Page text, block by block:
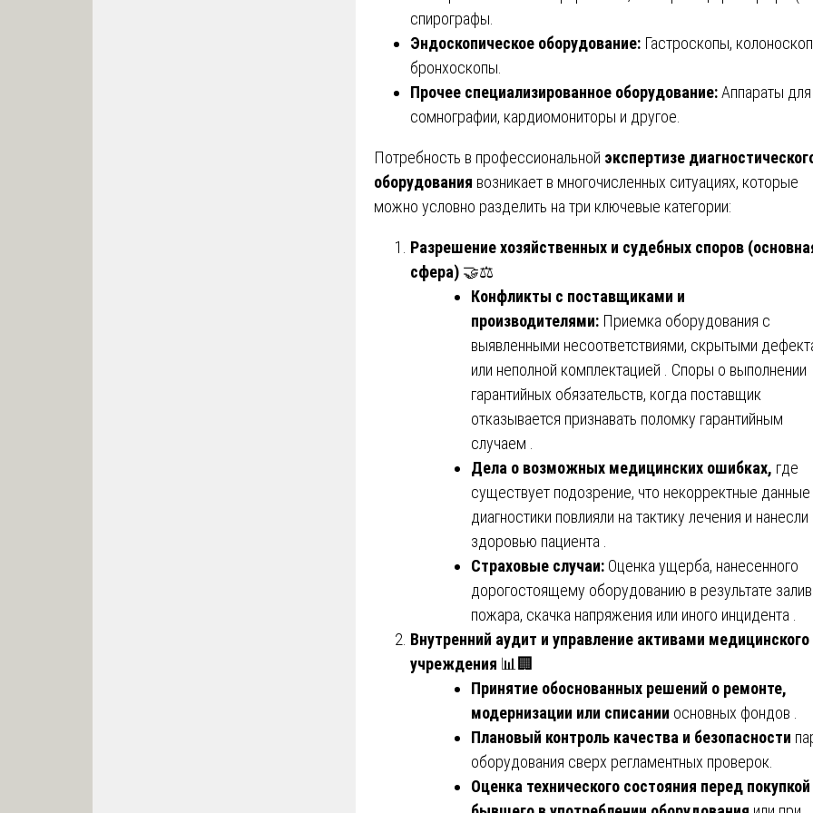
спирографы.
Эндоскопическое оборудование: Гастроскопы,
бронхоскопы.
Прочее специализированное оборудование:Аппараты для
сомнографии, кардиомониторы и другое.
Потребность в профессиональной экспертизе
оборудования возникает в многочисленных ситуациях, которые
можно условно разделить на три ключевые категории:
Разрешение хозяйственных и судебных споров
сфера) 🤝⚖️
Конфликты с поставщиками и
производителями: Приемка оборудования с
выявленными несоответствиями, скрытыми
или неполной комплектацией . Споры о выполнении
гарантийных обязательств, когда поставщик
отказывается признавать поломку гарантийным
случаем .
Дела о возможных медицинских ошибках, где
существует подозрение, что некорректные данные
диагностики повлияли на тактику лечения и
здоровью пациента .
Страховые случаи: Оценка ущерба, нанесенного
дорогостоящему оборудованию в результате
пожара, скачка напряжения или иного инцидента .
Внутренний аудит и управление активами медицинского
учреждения 📊🏢
Принятие обоснованных решений о ремонте,
модернизации или списании основных фондов .
Плановый контроль качества и безопасности
оборудования сверх регламентных проверок.
Оценка технического состояния перед покупкой